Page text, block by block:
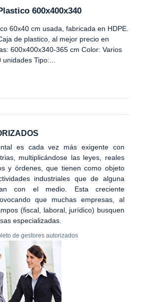
600x400x340
60x40 cm usada, fabricada en HDPE.
de plastico, al mejor precio en
600x400x340-365 cm Color: Varios
Tipo:...
es cada vez más exigente con
multiplicándose las leyes, reales
y órdenes, que tienen como objeto
industriales que de alguna
con el medio. Esta creciente
que muchas empresas, al
(fiscal, laboral, jurídico) busquen
especializadas.
de gestores autorizados